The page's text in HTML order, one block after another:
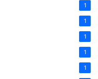
1
1
1
1
1